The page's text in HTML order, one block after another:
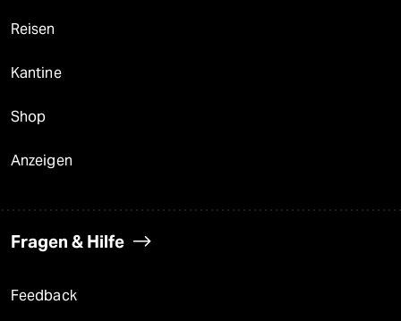
Reisen
Kantine
Shop
Anzeigen
Fragen & Hilfe
Feedback